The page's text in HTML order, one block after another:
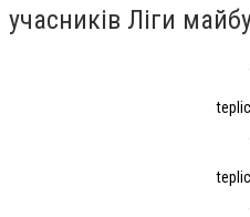
учасників Ліги